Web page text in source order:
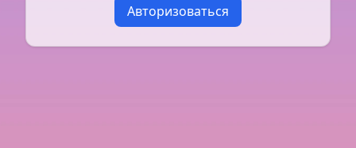
Авторизоваться